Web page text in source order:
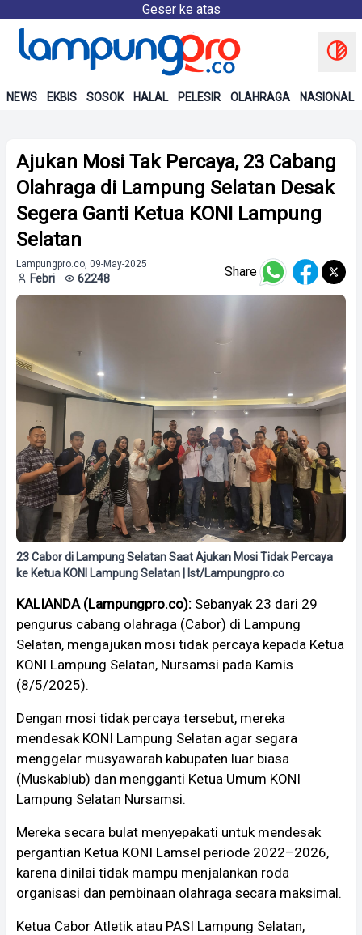
Geser ke atas
NEWS EKBIS SOSOK HALAL PELESIR OLAHRAGA NASIONAL
Ajukan Mosi Tak Percaya, 23 Cabang
Olahraga di Lampung Selatan Desak
Segera Ganti Ketua KONI Lampung
Selatan
Lampungpro.co, 09-May-2025
Febri 62248 Share
23 Cabor di Lampung Selatan Saat Ajukan Mosi Tidak Percaya
ke Ketua KONI Lampung Selatan | Ist/Lampungpro.co
KALIANDA (Lampungpro.co): Sebanyak 23 dari 29
pengurus cabang olahraga (Cabor) di Lampung
Selatan, mengajukan mosi tidak percaya kepada Ketua
KONI Lampung Selatan, Nursamsi pada Kamis
(8/5/2025).
Dengan mosi tidak percaya tersebut, mereka
mendesak KONI Lampung Selatan agar segara
menggelar musyawarah kabupaten luar biasa
(Muskablub) dan mengganti Ketua Umum KONI
Lampung Selatan Nursamsi.
Mereka secara bulat menyepakati untuk mendesak
pergantian Ketua KONI Lamsel periode 2022–2026,
karena dinilai tidak mampu menjalankan roda
organisasi dan pembinaan olahraga secara maksimal.
Ketua Cabor Atletik atau PASI Lampung Selatan,